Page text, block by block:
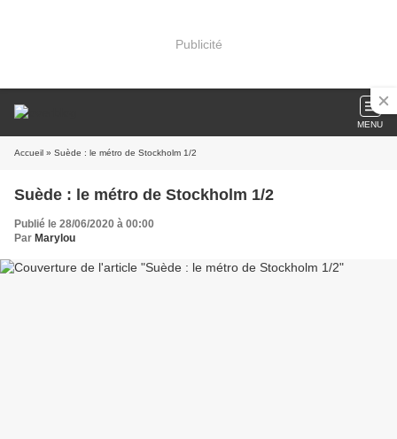
Publicité
MENU
Accueil » Suède : le métro de Stockholm 1/2
Suède : le métro de Stockholm 1/2
Publié le 28/06/2020 à 00:00
Par Marylou